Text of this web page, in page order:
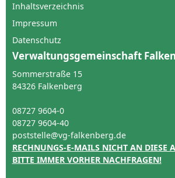
Inhaltsverzeichnis
Impressum
Datenschutz
Verwaltungsgemeinschaft
Sommerstraße 15
84326 Falkenberg
08727 9604-0
08727 9604-40
poststelle@vg-falkenberg.de
RECHNUNGS-E-MAILS NICHT AN DIESE
BITTE IMMER VORHER NACHFRAGEN!